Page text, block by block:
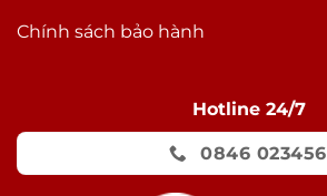
Chính sách bảo hành
Hotline 24/7
0846 023456